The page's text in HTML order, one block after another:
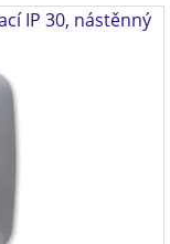
IP 30, nástěnný